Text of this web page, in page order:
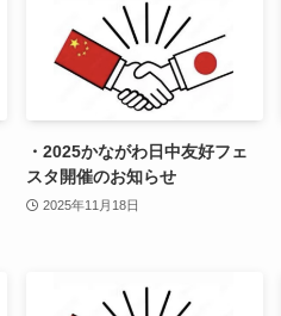
・2025かながわ日中友好フェ
スタ開催のお知らせ
2025年11月18日